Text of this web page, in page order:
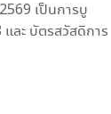
เป็นการบู
ละ บัตรสวัสดิการ